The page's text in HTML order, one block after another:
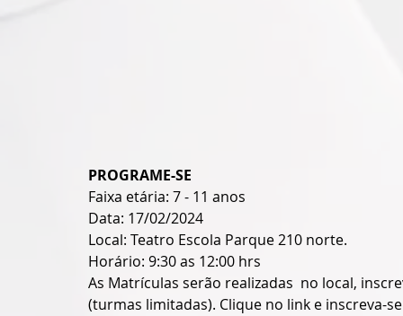
PROGRAME-SE
Faixa etária: 7 - 11 anos
Data: 17/02/2024
Local: Teatro Escola Parque 210 norte.
Horário: 9:30 as 12:00 hrs
As Matrículas serão realizadas  no local,
(turmas limitadas). Clique no link e inscreva-